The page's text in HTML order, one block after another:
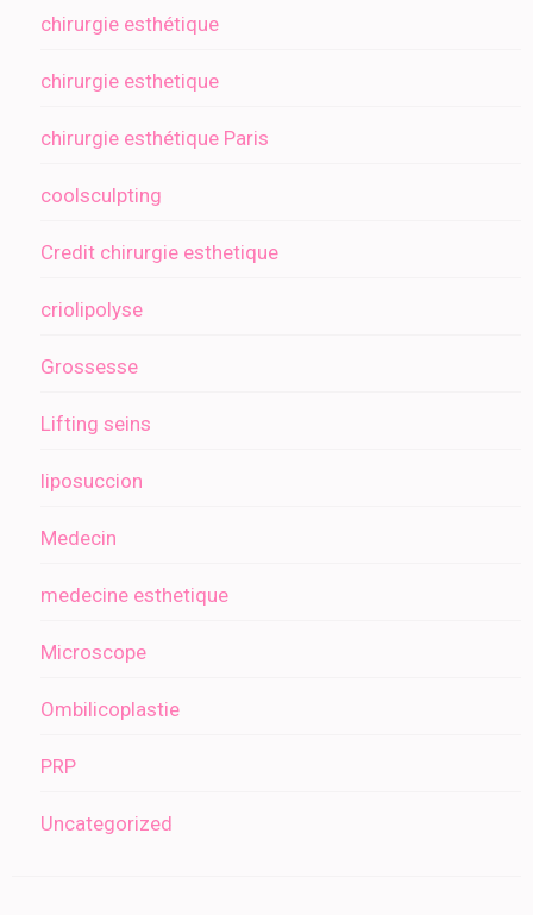
chirurgie esthétique
chirurgie esthetique
chirurgie esthétique Paris
coolsculpting
Credit chirurgie esthetique
criolipolyse
Grossesse
Lifting seins
liposuccion
Medecin
medecine esthetique
Microscope
Ombilicoplastie
PRP
Uncategorized